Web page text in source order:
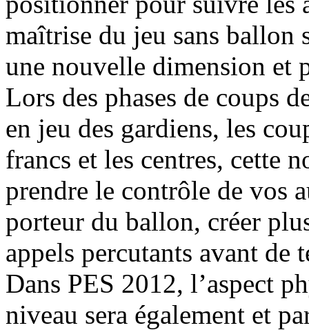
maîtrise du jeu sans ballon
une nouvelle dimension et
Lors des phases de coups
en jeu des gardiens, les
francs et les centres, cette
prendre le contrôle de vos
porteur du ballon, créer
appels percutants avant de
Dans PES 2012, l’aspect
niveau sera également et